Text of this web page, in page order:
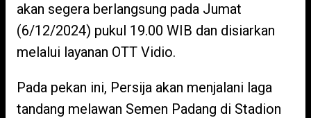
akan segera berlangsung pada Jumat
(6/12/2024) pukul 19.00 WIB dan disiarkan
melalui layanan OTT Vidio.
Pada pekan ini, Persija akan menjalani laga
tandang melawan Semen Padang di Stadion